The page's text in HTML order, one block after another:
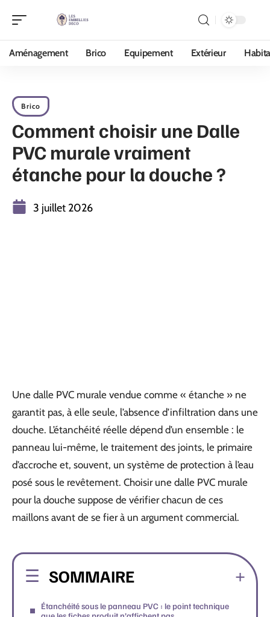
Aménagement Brico Equipement Extérieur
Brico
Comment choisir une Dalle
PVC murale vraiment
étanche pour la douche ?
3 juillet 2026
Une dalle PVC murale vendue comme « étanche » ne
garantit pas, à elle seule, l’absence d’infiltration dans une
douche. L’étanchéité réelle dépend d’un ensemble : le
panneau lui-même, le traitement des joints, le primaire
d’accroche et, souvent, un système de protection à l’eau
posé sous le revêtement. Choisir une dalle PVC murale
pour la douche suppose de vérifier chacun de ces
maillons avant de se fier à un argument commercial.
SOMMAIRE
Étanchéité sous le panneau PVC : le point technique